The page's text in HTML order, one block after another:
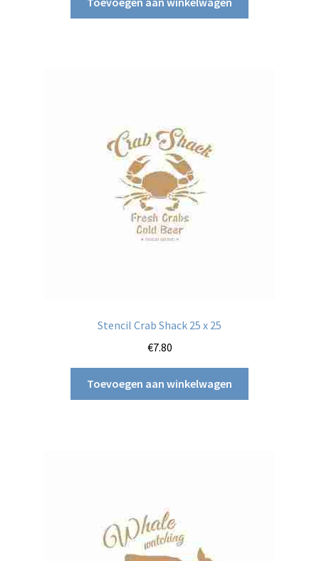
Stencil Crab Shack 25 x 25
€7.80
Toevoegen aan winkelwagen